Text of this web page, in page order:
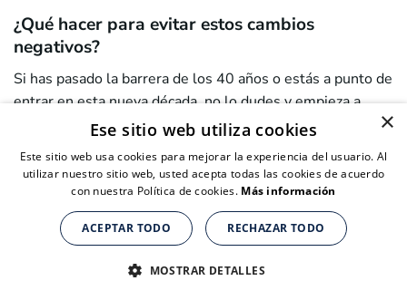
Suplementos nutricionales para personas de + de 40 años
CLICK AQUÍ PARA COMPRAR
¿Qué hacer para evitar estos cambios
negativos?
Si has pasado la barrera de los 40 años o estás a punto de
entrar en esta nueva década, no lo dudes y empieza a
cuidarte desde ya, ya que, cuanto antes adoptes estos
1- Sigueuna dieta saludablerica en alimentos frescos y
naturales, evitando los ultraprocesados y los azúcares.
2- Reduce las calorías que consumes, a no ser que lleves
una vida muy activa, no necesitas tantas calorías como con
Suplementos nutricionales para personas de + de 40 años
CLICK AQUÍ PARA COMPRAR
Suplementos nutricionales para personas de + de 40 años
CLICK AQUÍ PARA COMPRAR
×
Ese sitio web utiliza cookies
Este sitio web usa cookies para mejorar la experiencia del usuario. Al
utilizar nuestro sitio web, usted acepta todas las cookies de acuerdo
con nuestra Política de cookies. Más información
ACEPTAR TODO RECHAZAR TODO
MOSTRAR DETALLES